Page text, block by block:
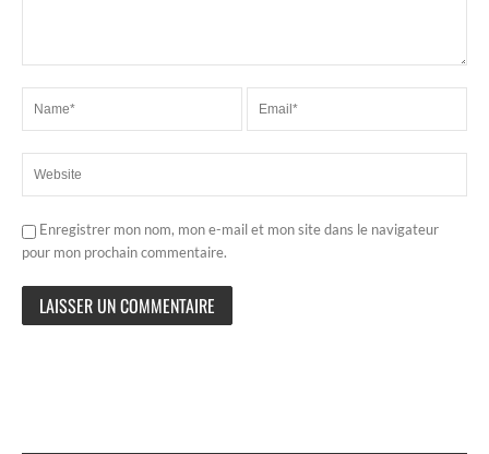
Enregistrer mon nom, mon e-mail et mon site dans le navigateur
pour mon prochain commentaire.